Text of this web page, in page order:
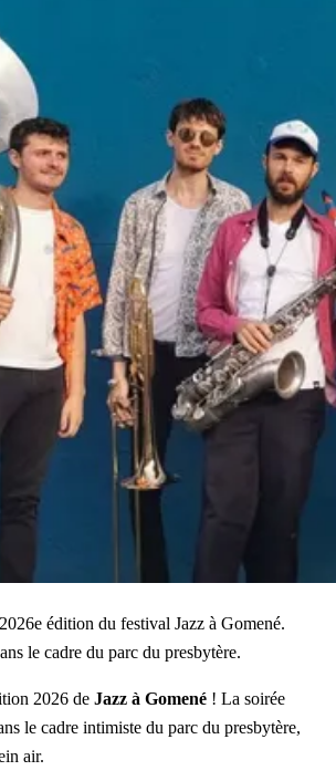
édition du festival Jazz à Gomené.
le cadre du parc du presbytère.
2026 de Jazz à Gomené ! La soirée
le cadre intimiste du parc du presbytère,
air.